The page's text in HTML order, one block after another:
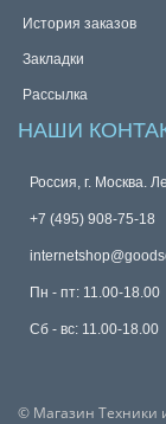
История заказов
Закладки
Рассылка
НАШИ
Россия, г. Москва.
+7 (495) 908-75-18
Пн - пт: 11.00-18.00
Сб - вс: 11.00-18.00
© Магазин Техники